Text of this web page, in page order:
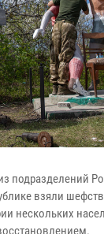
подразделений
взяли
нескольких